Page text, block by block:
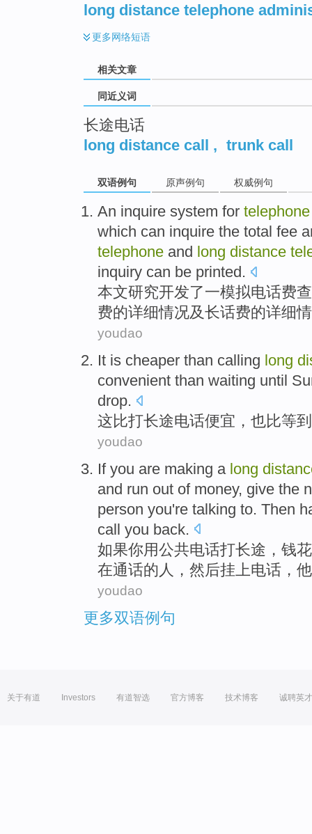
long distance telephone
更多网络短语
相关文章
同近义词
长途电话
long distance call
, trunk call
双语例句 原声例句 权威例句
An inquire system for telephone
which can inquire the total fee
telephone and long distance
inquiry can be printed.
本文研究开发了一模拟电话费
费的详细情况及长话费的详细
youdao
It is cheaper than calling long
convenient than waiting until
drop.
这比打长途电话便宜 ， 也比等到
youdao
If you are making a long
and run out of money, give the
person you're talking to. Then
call you back.
如果你用公共电话打长途 ， 钱花
在通话的 人 ， 然后挂上电话 ， 他
youdao
更多双语例句
关于有道 Investors 有道智选 官方博客 技术博客 诚聘英才